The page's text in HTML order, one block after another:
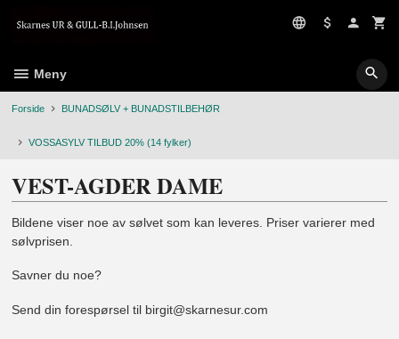
Meny
Forside BUNADSØLV + BUNADSTILBEHØR
VOSSASYLV TILBUD 20% (14 fylker)
VEST-AGDER DAME
Bildene viser noe av sølvet som kan leveres. Priser varierer med
sølvprisen.
Savner du noe?
Send din forespørsel til birgit@skarnesur.com